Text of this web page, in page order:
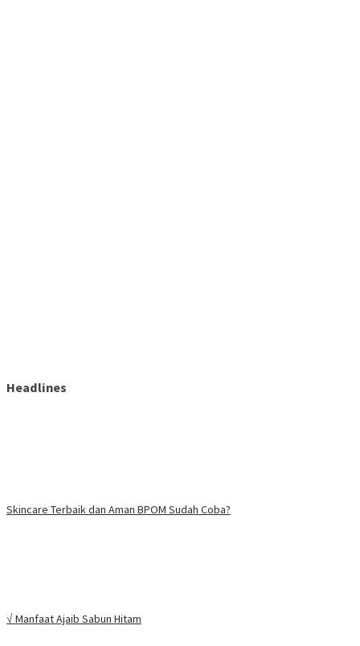
Headlines
Skincare Terbaik dan Aman BPOM Sudah Coba?
√ Manfaat Ajaib Sabun Hitam